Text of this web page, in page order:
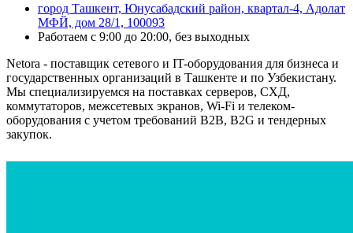
город Ташкент, Юнусабадский район, квартал-4, Адолат
МФЙ, дом 28/1, 100093
Работаем с 9:00 до 20:00, без выходных
Netora - поставщик сетевого и IT-оборудования для бизнеса и
государственных организаций в Ташкенте и по Узбекистану.
Мы специализируемся на поставках серверов, СХД,
коммутаторов, межсетевых экранов, Wi-Fi и телеком-
оборудования с учетом требований B2B, B2G и тендерных
закупок.